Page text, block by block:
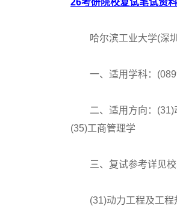
26考研院校复试笔试资
哈尔滨工业大学(深圳)
一、适用学科：
二、适用方向：(31)动
(35)工商管理学
三、复试参考详见校
(31)动力工程及工程热